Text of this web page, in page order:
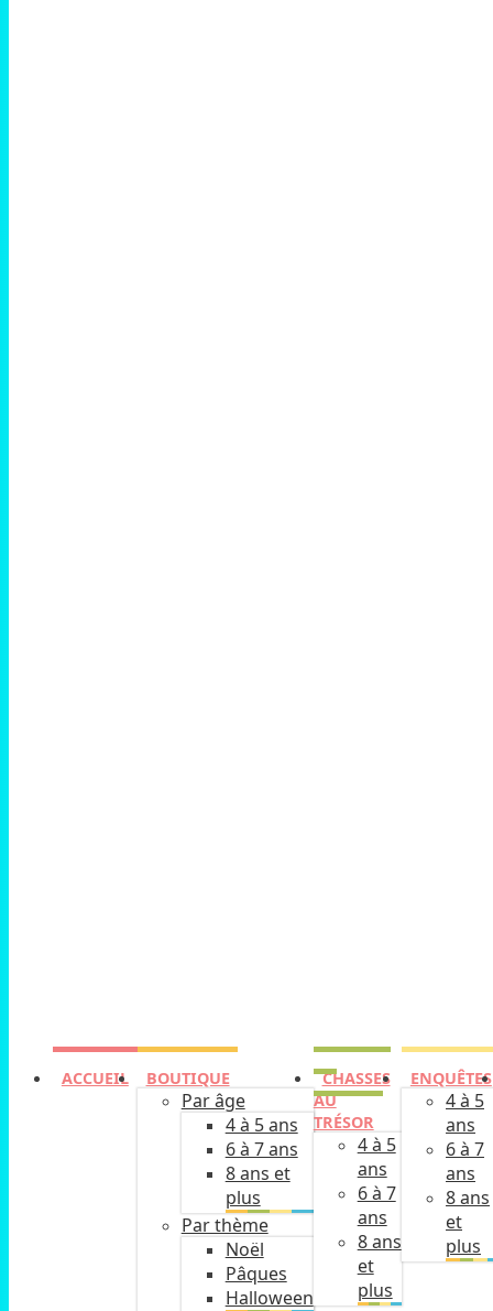
ACCUEIL BOUTIQUE
Par âge
4 à 5 ans
6 à 7 ans
8 ans et
plus
Par thème
Noël
Pâques
Halloween
CHASSES
AU
TRÉSOR
4 à 5
ans
6 à 7
ans
8 ans
et
plus
ENQUÊTES
4 à 5
ans
6 à 7
ans
8 ans
et
plus